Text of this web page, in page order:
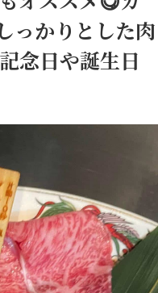
っかりとした肉
念日や誕生日